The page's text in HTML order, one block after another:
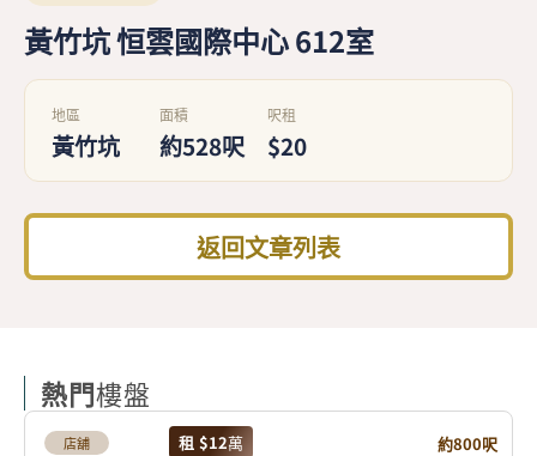
黃竹坑 恒雲國際中心 612室
地區
黃竹坑
面積
約528呎
呎租
$20
返回文章列表
熱門樓盤
店舖
租 $12萬 約800呎